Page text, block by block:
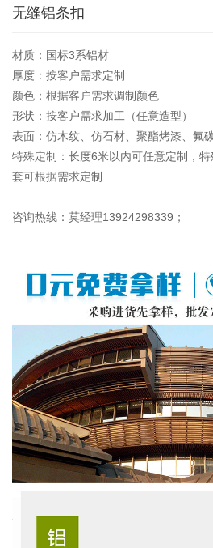
无缝铝条扣
材质：国标3系铝材
厚度：按客户需求定制
颜色：根据客户需求调制颜色
形状：按客户需求加工（任意造型）
表面：仿木纹、仿石材、聚酯烤漆、氟
特殊定制：长度6米以内可任意定制，
套可根据需求定制
咨询热线：莫经理13924298339；